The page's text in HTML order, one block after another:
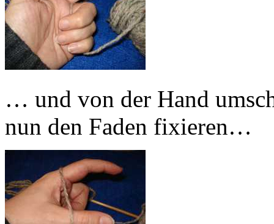
… und von der Hand
nun den Faden fixieren…